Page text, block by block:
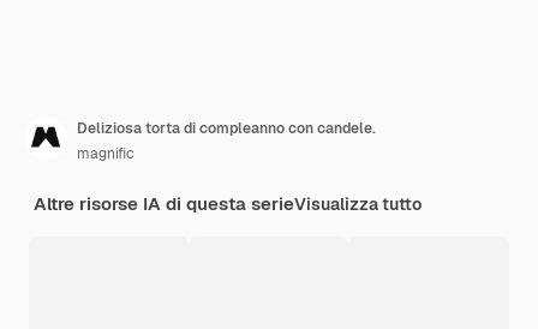
Deliziosa torta di compleanno con candele.
magnific
Altre risorse IA di questa serieVisualizza tutto